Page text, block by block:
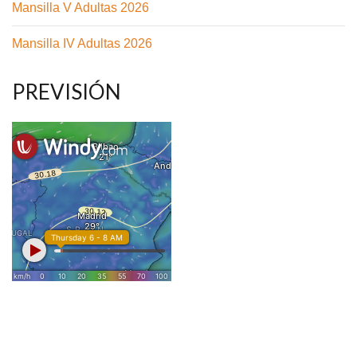
Mansilla V Adultas 2026
Mansilla IV Adultas 2026
PREVISIÓN